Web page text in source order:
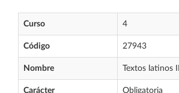
Curso 4
Código 27943
Nombre Textos latinos III
Carácter Obligatoria